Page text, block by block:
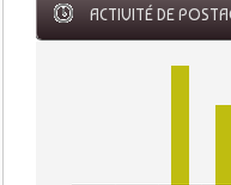
ACTIVITÉ DE